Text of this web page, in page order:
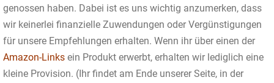
genossen haben. Dabei ist es uns wichtig anzumerken, dass
wir keinerlei finanzielle Zuwendungen oder Vergünstigungen
für unsere Empfehlungen erhalten. Wenn ihr über einen der
Amazon-Links ein Produkt erwerbt, erhalten wir lediglich eine
kleine Provision. (Ihr findet am Ende unserer Seite, in der